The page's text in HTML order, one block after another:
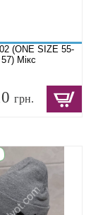
(ONE SIZE 55-
57) Мікс
грн.